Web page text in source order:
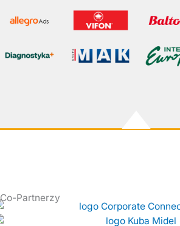
Co-Partnerzy